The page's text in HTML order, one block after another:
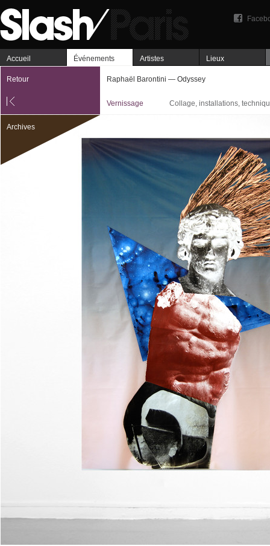
Accueil Événements Artistes Lieux
Retour Raphaël Barontini — Odyssey
Vernissage Collage, installations,
Archives